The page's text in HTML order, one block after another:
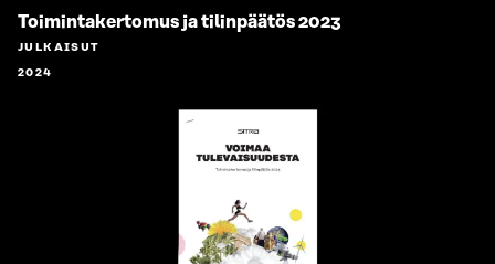
Toimintakertomus ja tilinpäätös 2023
JULKAISUT
2024